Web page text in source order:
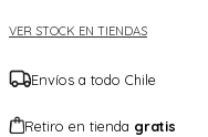
VER STOCK EN TIENDAS
Envíos a todo Chile
Retiro en tienda gratis